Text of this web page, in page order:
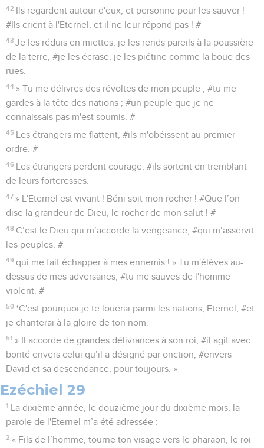
42 Ils regardent autour d'eux, et personne pour les sauver !
#Ils crient à l'Eternel, et il ne leur répond pas ! #
43 Je les réduis en miettes, je les rends pareils à la poussière
de la terre, #je les écrase, je les piétine comme la boue des
rues.
44 » Tu me délivres des révoltes de mon peuple ; #tu me
gardes à la tête des nations ; #un peuple que je ne
connaissais pas m'est soumis. #
45 Les étrangers me flattent, #ils m'obéissent au premier
ordre. #
46 Les étrangers perdent courage, #ils sortent en tremblant
de leurs forteresses.
47 » L'Eternel est vivant ! Béni soit mon rocher ! #Que l’on
dise la grandeur de Dieu, le rocher de mon salut ! #
48 C’est le Dieu qui m’accorde la vengeance, #qui m’asservit
les peuples, #
49 qui me fait échapper à mes ennemis ! » Tu m'élèves au-
dessus de mes adversaires, #tu me sauves de l'homme
violent. #
50 *C'est pourquoi je te louerai parmi les nations, Eternel, #et
je chanterai à la gloire de ton nom.
51 » Il accorde de grandes délivrances à son roi, #il agit avec
bonté envers celui qu’il a désigné par onction, #envers
David et sa descendance, pour toujours. »
Ezéchiel 29
1 La dixième année, le douzième jour du dixième mois, la
parole de l'Eternel m’a été adressée :
2 « Fils de l’homme, tourne ton visage vers le pharaon, le roi